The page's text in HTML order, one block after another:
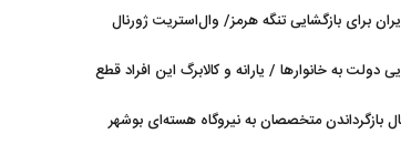
برای بازگشایی تنگه هرمز/ وال‌استریت ژورنال
دولت به خانوارها / یارانه و کالابرگ این افراد قطع
بازگرداندن متخصصان به نیروگاه هسته‌ای بوشهر